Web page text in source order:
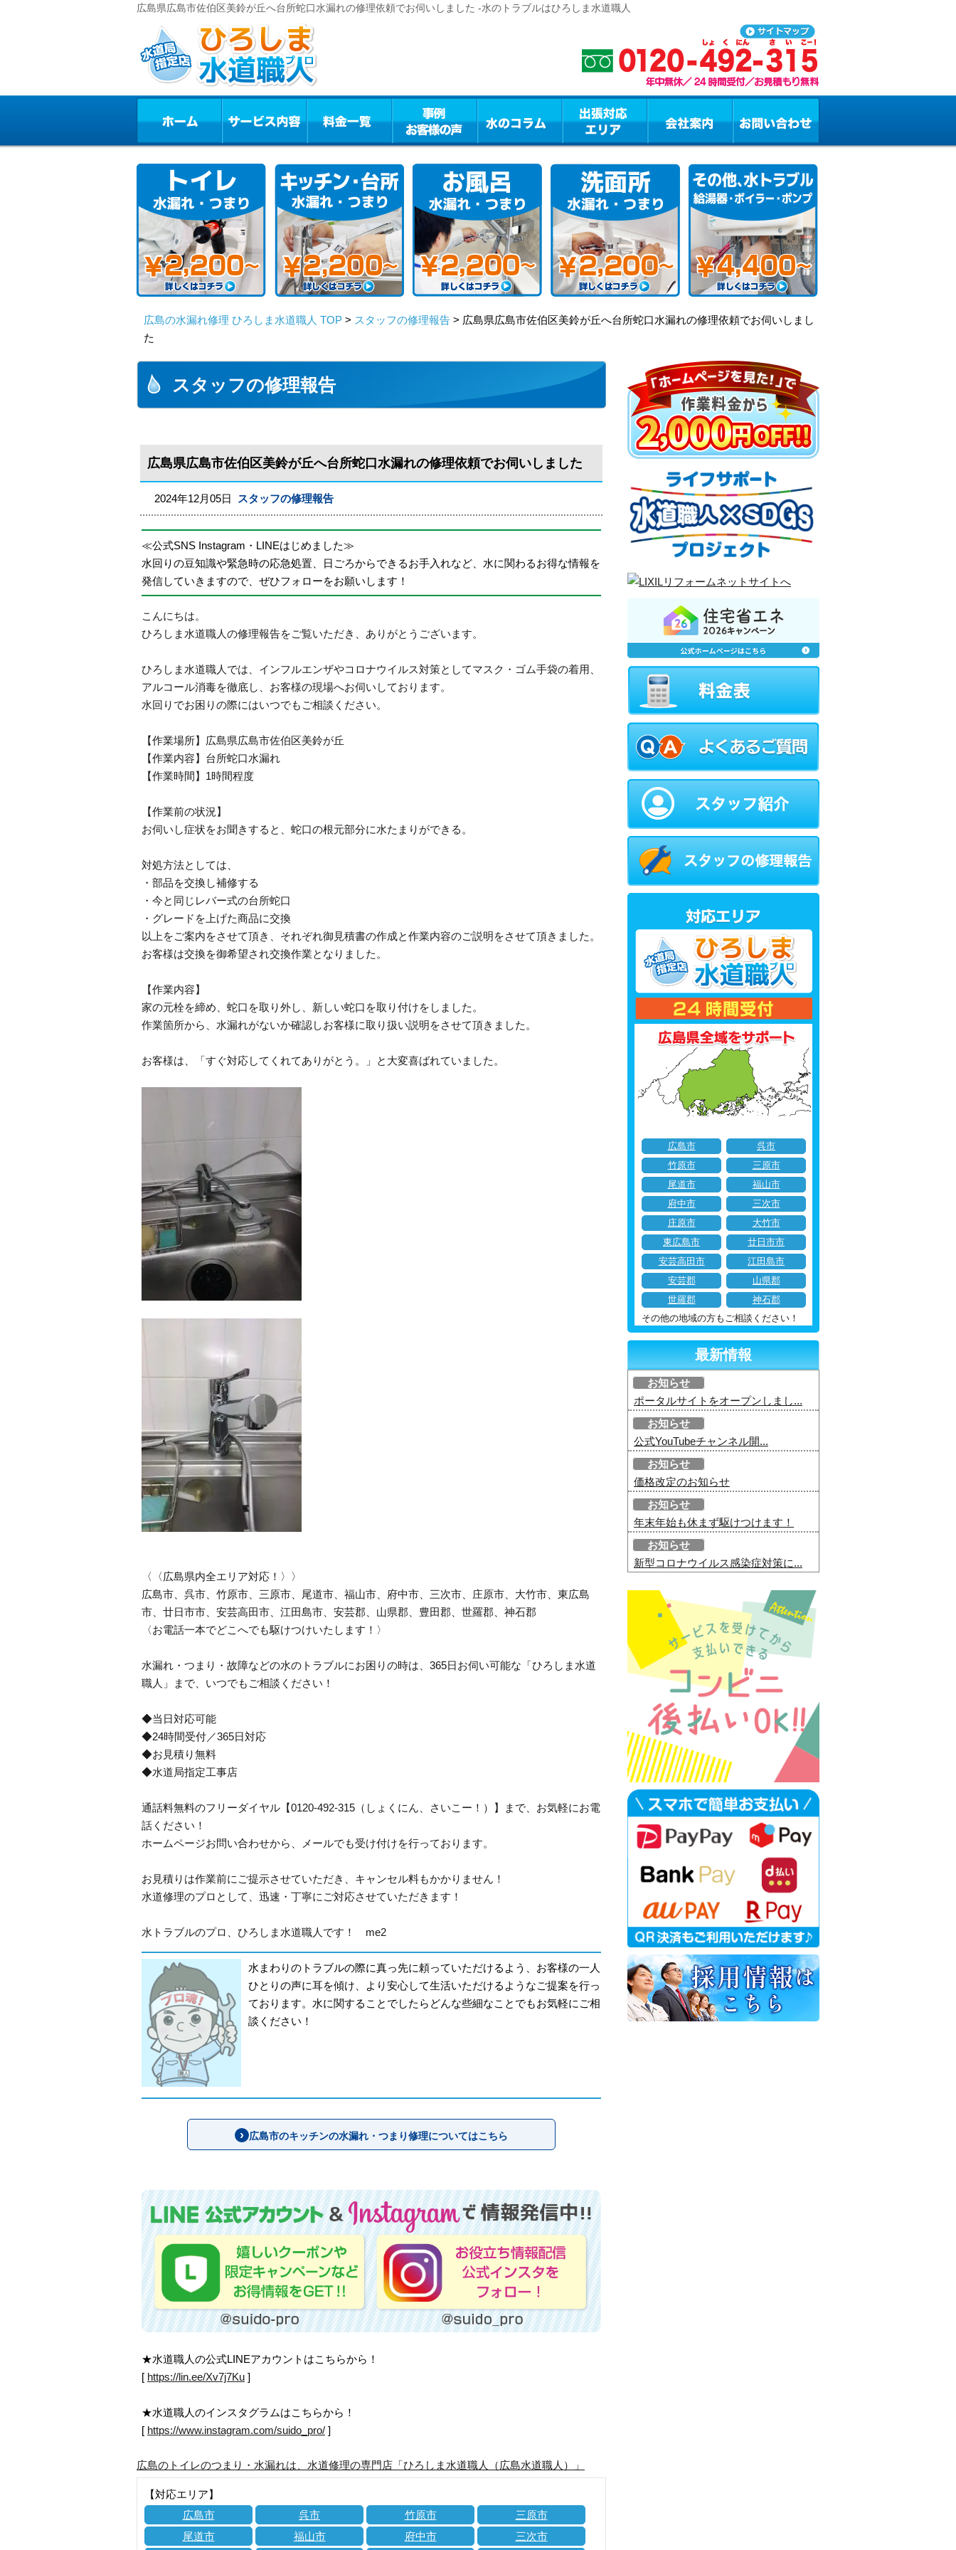
広島県広島市佐伯区美鈴が丘へ台所蛇口水漏れの修理依頼でお伺いしました -水のトラブルはひろしま水道職人
広島の水漏れ修理 ひろしま水道職人 TOP > スタッフの修理報告 > 広島県広島市佐伯区美鈴が丘へ台所蛇口水漏れの修理依頼でお伺いしまし
た
スタッフの修理報告
広島県広島市佐伯区美鈴が丘へ台所蛇口水漏れの修理依頼でお伺いしました
2024年12月05日 スタッフの修理報告
≪公式SNS Instagram・LINEはじめました≫
水回りの豆知識や緊急時の応急処置、日ごろからできるお手入れなど、水に関わるお得な情報を
発信していきますので、ぜひフォローをお願いします！
こんにちは。
ひろしま水道職人の修理報告をご覧いただき、ありがとうございます。
ひろしま水道職人では、インフルエンザやコロナウイルス対策としてマスク・ゴム手袋の着用、
アルコール消毒を徹底し、お客様の現場へお伺いしております。
水回りでお困りの際にはいつでもご相談ください。
【作業場所】広島県広島市佐伯区美鈴が丘
【作業内容】台所蛇口水漏れ
【作業時間】1時間程度
【作業前の状況】
お伺いし症状をお聞きすると、蛇口の根元部分に水たまりができる。
対処方法としては、
・部品を交換し補修する
・今と同じレバー式の台所蛇口
・グレードを上げた商品に交換
以上をご案内をさせて頂き、それぞれ御見積書の作成と作業内容のご説明をさせて頂きました。
お客様は交換を御希望され交換作業となりました。
【作業内容】
家の元栓を締め、蛇口を取り外し、新しい蛇口を取り付けをしました。
作業箇所から、水漏れがないか確認しお客様に取り扱い説明をさせて頂きました。
お客様は、「すぐ対応してくれてありがとう。」と大変喜ばれていました。
〈〈広島県内全エリア対応！〉〉
広島市、呉市、竹原市、三原市、尾道市、福山市、府中市、三次市、庄原市、大竹市、東広島
市、廿日市市、安芸高田市、江田島市、安芸郡、山県郡、豊田郡、世羅郡、神石郡
〈お電話一本でどこへでも駆けつけいたします！〉
水漏れ・つまり・故障などの水のトラブルにお困りの時は、365日お伺い可能な「ひろしま水道
職人」まで、いつでもご相談ください！
◆当日対応可能
◆24時間受付／365日対応
◆お見積り無料
◆水道局指定工事店
通話料無料のフリーダイヤル【0120-492-315（しょくにん、さいこー！）】まで、お気軽にお電
話ください！
ホームページお問い合わせから、メールでも受け付けを行っております。
お見積りは作業前にご提示させていただき、キャンセル料もかかりません！
水道修理のプロとして、迅速・丁寧にご対応させていただきます！
水トラブルのプロ、ひろしま水道職人です！ me2
水まわりのトラブルの際に真っ先に頼っていただけるよう、お客様の一人
ひとりの声に耳を傾け、より安心して生活いただけるようなご提案を行っ
ております。水に関することでしたらどんな些細なことでもお気軽にご相
談ください！
広島市のキッチンの水漏れ・つまり修理についてはこちら
★水道職人の公式LINEアカウントはこちらから！
[ https://lin.ee/Xv7j7Ku ]
★水道職人のインスタグラムはこちらから！
[ https://www.instagram.com/suido_pro/ ]
広島のトイレのつまり・水漏れは、水道修理の専門店「ひろしま水道職人（広島水道職人）」
【対応エリア】
広島市
呉市 竹原市
三原市
尾道市
福山市 府中市 三次市
広島市
呉市
竹原市
三原市
尾道市
福山市
府中市
三次市
庄原市
大竹市
東広島市
廿日市市
安芸高田市
江田島市
安芸郡
山県郡
世羅郡
神石郡
その他の地域の方もご相談ください！
最新情報
お知らせ
ポータルサイトをオープンしまし...
お知らせ
公式YouTubeチャンネル開...
お知らせ
価格改定のお知らせ
お知らせ
年末年始も休まず駆けつけます！
お知らせ
新型コロナウイルス感染症対策に...